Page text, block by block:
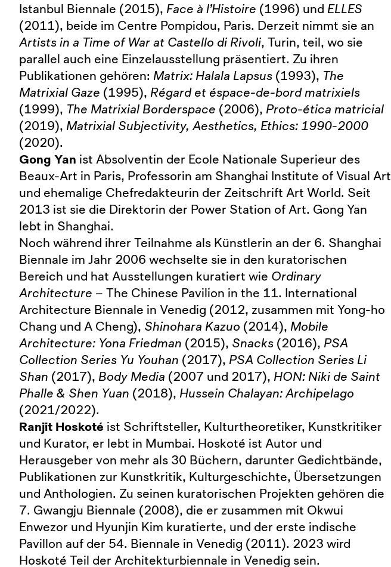
Istanbul Biennale (2015), Face à l’Histoire (1996) und ELLES
(2011), beide im Centre Pompidou, Paris. Derzeit nimmt sie an
Artists in a Time of War at Castello di Rivoli, Turin, teil, wo sie
parallel auch eine Einzelausstellung präsentiert. Zu ihren
Publikationen gehören: Matrix: Halala Lapsus (1993), The
Matrixial Gaze (1995), Régard et éspace-de-bord matrixiels
(1999), The Matrixial Borderspace (2006), Proto-ética matricial
(2019), Matrixial Subjectivity, Aesthetics, Ethics: 1990-2000
(2020).
Gong Yan ist Absolventin der Ecole Nationale Superieur des
Beaux-Art in Paris, Professorin am Shanghai Institute of Visual Art
und ehemalige Chefredakteurin der Zeitschrift Art World. Seit
2013 ist sie die Direktorin der Power Station of Art. Gong Yan
lebt in Shanghai.
Noch während ihrer Teilnahme als Künstlerin an der 6. Shanghai
Biennale im Jahr 2006 wechselte sie in den kuratorischen
Bereich und hat Ausstellungen kuratiert wie Ordinary
Architecture – The Chinese Pavilion in the 11. International
Architecture Biennale in Venedig (2012, zusammen mit Yong-ho
Chang und A Cheng), Shinohara Kazuo (2014), Mobile
Architecture: Yona Friedman (2015), Snacks (2016), PSA
Collection Series Yu Youhan (2017), PSA Collection Series Li
Shan (2017), Body Media (2007 und 2017), HON: Niki de Saint
Phalle & Shen Yuan (2018), Hussein Chalayan: Archipelago
(2021/2022).
Ranjit Hoskoté ist Schriftsteller, Kulturtheoretiker, Kunstkritiker
und Kurator, er lebt in Mumbai. Hoskoté ist Autor und
Herausgeber von mehr als 30 Büchern, darunter Gedichtbände,
Publikationen zur Kunstkritik, Kulturgeschichte, Übersetzungen
und Anthologien. Zu seinen kuratorischen Projekten gehören die
7. Gwangju Biennale (2008), die er zusammen mit Okwui
Enwezor und Hyunjin Kim kuratierte, und der erste indische
Pavillon auf der 54. Biennale in Venedig (2011). 2023 wird
Hoskoté Teil der Architekturbiennale in Venedig sein.